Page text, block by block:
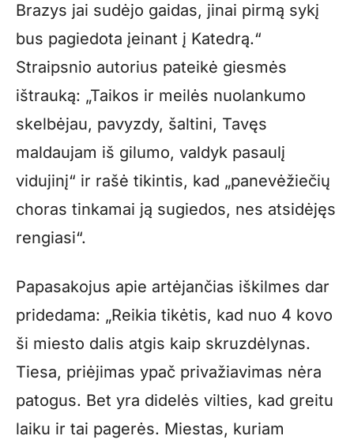
Brazys jai sudėjo gaidas, jinai pirmą sykį
bus pagiedota įeinant į Katedrą.“
Straipsnio autorius pateikė giesmės
ištrauką: „Taikos ir meilės nuolankumo
skelbėjau, pavyzdy, šaltini, Tavęs
maldaujam iš gilumo, valdyk pasaulį
vidujinį“ ir rašė tikintis, kad „panevėžiečių
choras tinkamai ją sugiedos, nes atsidėjęs
rengiasi“.
Papasakojus apie artėjančias iškilmes dar
pridedama: „Reikia tikėtis, kad nuo 4 kovo
ši miesto dalis atgis kaip skruzdėlynas.
Tiesa, priėjimas ypač privažiavimas nėra
patogus. Bet yra didelės vilties, kad greitu
laiku ir tai pagerės. Miestas, kuriam